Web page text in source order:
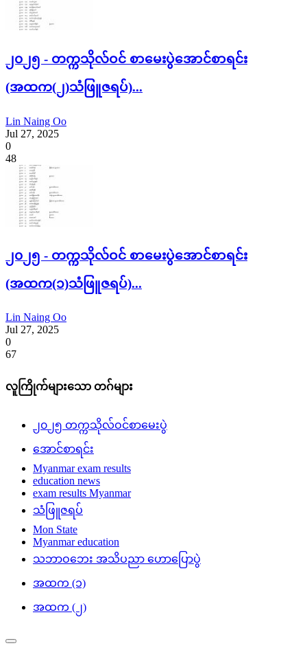
၂၀၂၅ - တက္ကသိုလ်ဝင် စာမေးပွဲအောင်စာရင်း
(အထက(၂)သံဖြူဇရပ်)...
Lin Naing Oo
Jul 27, 2025
0
48
၂၀၂၅ - တက္ကသိုလ်ဝင် စာမေးပွဲအောင်စာရင်း
(အထက(၁)သံဖြူဇရပ်)...
Lin Naing Oo
Jul 27, 2025
0
67
လူကြိုက်များသော တဂ်များ
၂၀၂၅ တက္ကသိုလ်ဝင်စာမေးပွဲ
အောင်စာရင်း
Myanmar exam results
education news
exam results Myanmar
သံဖြူဇရပ်
Mon State
Myanmar education
သဘာဝဘေး အသိပညာ ဟောပြောပွဲ
အထက (၁)
အထက (၂)